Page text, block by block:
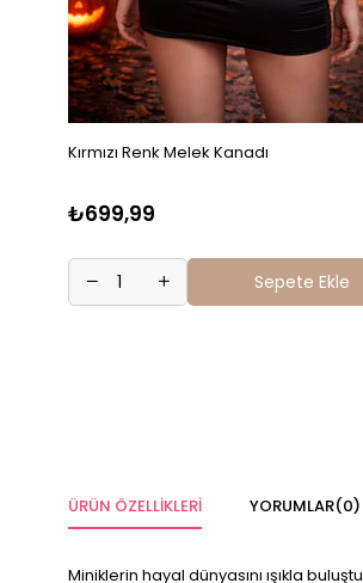
Kırmızı Renk Melek Kanadı
₺699,99
Sepete Ekle
ÜRÜN ÖZELLIKLERI YORUMLAR(0)
Miniklerin hayal dünyasını ışıkla